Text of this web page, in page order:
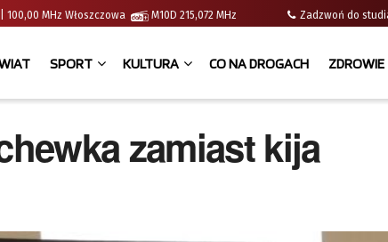
100,00 MHz Włoszczowa M10D 215,072 MHz Zadzwoń do
SPORT KULTURA CO NA DROGACH ZDROWIE
zamiast kija